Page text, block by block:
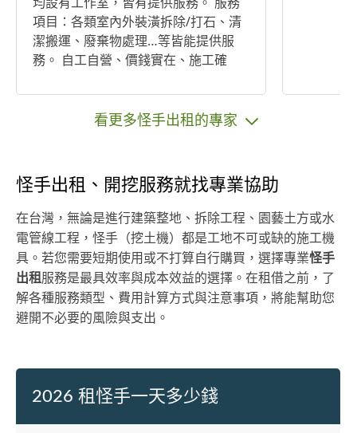
項目：各類室內外裝潢拆除/打石、清
潔搬運、廢棄物處理…等皆能提供服
務。 自工自營、價錢實在、施工確
場刊/報價/比價，歡迎隨時來電🙏 過
年期間、全年無休、如有需要免費手
看更多怪手出租的專家
怪手出租、開挖服務就找專業協助
在台灣，無論是進行建築整地、拆除工程、園藝土方或水
電管線工程，怪手（挖土機）都是工地不可或缺的施工機
具。若您需要短期使用或不打算自行購買，選擇專業怪手
出租 服務是最具效率與成本效益的選擇。在租借之前，了
解各種服務類型、費用計算方式與注意事項，將能幫助您
避開不必要的風險與支出。
2026 租怪手一天多少錢